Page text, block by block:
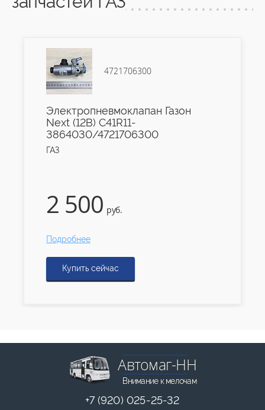
4721706300
Электропневмоклапан Газон
Next (12В) C41R11-
3864030/4721706300
ГАЗ
2 500 руб.
Подробнее
Купить сейчас
Автомаг-НН
Внимание к мелочам
+7 (920) 025-25-32